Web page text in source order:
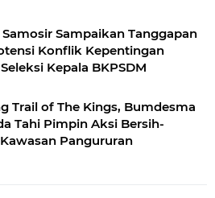
Sampaikan Tanggapan
Konflik Kepentingan
Kepala BKPSDM
Trail of The Kings, Bumdesma
Tahi Pimpin Aksi Bersih-
Pangururan